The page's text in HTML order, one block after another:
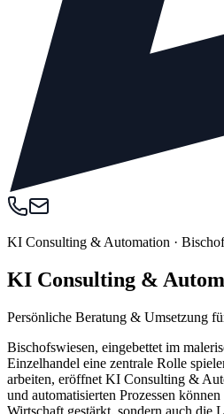
KI Consulting & Automation ·
KI Consulting &
Persönliche Beratung & Umsetzung
Bischofswiesen, eingebettet im
Einzelhandel eine zentrale Rolle
arbeiten, eröffnet KI Consulting &
und automatisierten Prozessen
Wirtschaft gestärkt, sondern auch die